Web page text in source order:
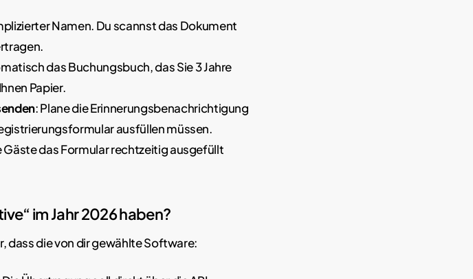
Namen. Du scannst das Dokument
das Buchungsbuch, das Sie 3 Jahre
Papier.
: Plane die Erinnerungsbenachrichtigung
ausfüllen müssen.
das Formular rechtzeitig ausgefüllt
im Jahr 2026 haben?
dass die von dir gewählte Software: